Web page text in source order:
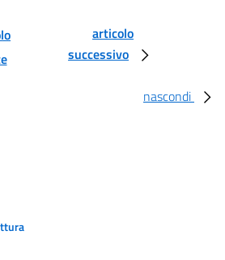
a richiesta dell'ufficio
articolo
successivo
nascondi